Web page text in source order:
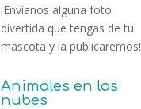
¡Envíanos alguna foto
divertida que tengas de tu
mascota y la publicaremos!
Animales en las
nubes